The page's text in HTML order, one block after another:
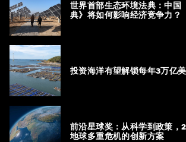
世界首部生态环境法典：中国
典》将如何影响经济竞争力？
投资海洋有望解锁每年3万亿
前沿星球奖：从科学到政策，
地球多重危机的创新方案